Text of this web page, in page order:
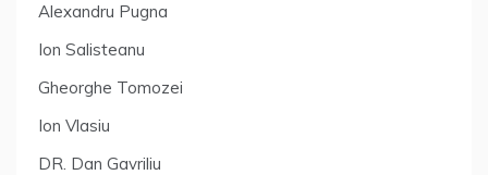
Alexandru Pugna
Ion Salisteanu
Gheorghe Tomozei
Ion Vlasiu
DR. Dan Gavriliu